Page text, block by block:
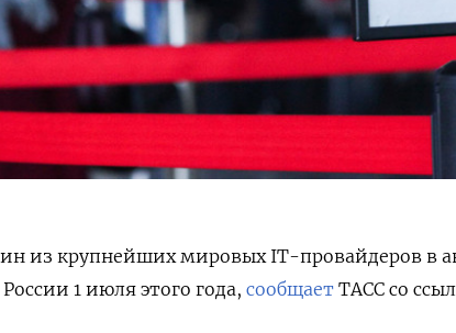
из крупнейших мировых IT-провайдеров в
1 июля этого года, сообщает ТАСС со